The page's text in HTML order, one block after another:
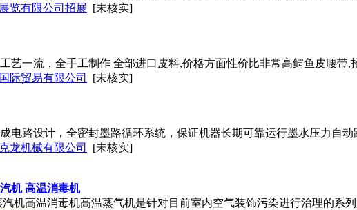
览有限公司招展 [未核实]
艺一流，全手工制作 全部进口皮料,价格方面性价比非常高鳄鱼皮腰带,
际贸易有限公司 [未核实]
电路设计，全密封墨路循环系统，保证机器长期可靠运行墨水压力自
龙机械有限公司 [未核实]
机 高温消毒机
机高温消毒机高温蒸气机是针对目前室内空气装饰污染进行治理的系